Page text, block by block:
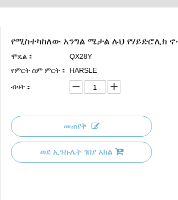
የሚስተካከለው አንግል ሜታል ሉህ የሃይድሮሊክ
ሞዴል：
QX28Y
የምርት ስም ምርት：
HARSLE
ብዛት：
መጠየቅ
ወደ ኢንኩሌት ገበያ አክል